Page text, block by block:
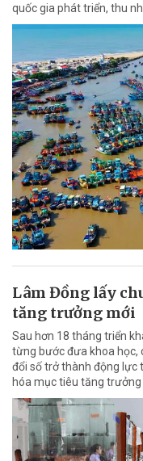
quốc gia phát triển, thu
Lâm Đồng lấy
tăng trưởng mới
Sau hơn 18 tháng triển
từng bước đưa khoa học,
đổi số trở thành động lực
hóa mục tiêu tăng trưởng